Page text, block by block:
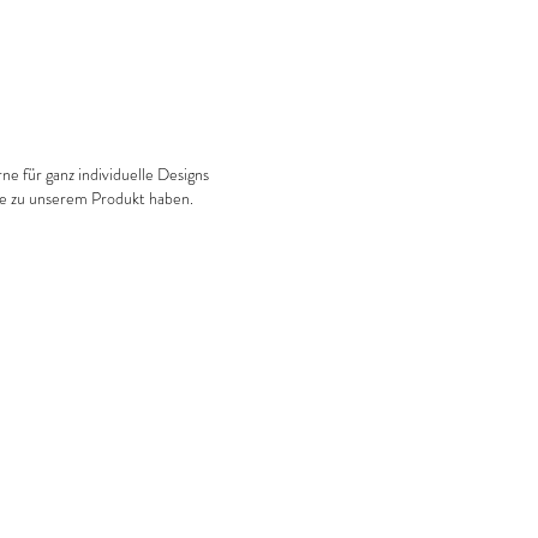
für ganz individuelle Designs
zu unserem Produkt haben.